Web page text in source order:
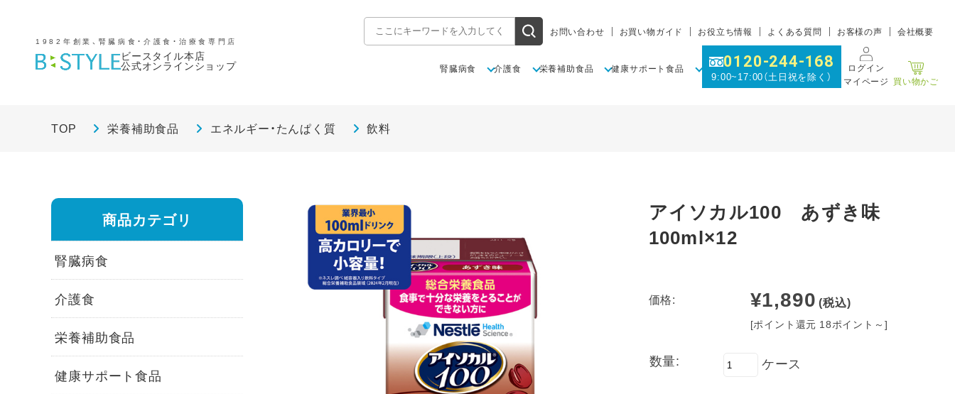
1982年創業、腎臓病食・介護食・治療食専門店
ビースタイル本店
公式オンラインショップ
お問い合わせ お買い物ガイド お役立ち情報 よくある質問 お客様の声 会社概要
腎臓病食 介護食 栄養補助食品 健康サポート食品 0120-244-168
9:00~17:00（土日祝を除く）
ログイン
マイページ 買い物かご
TOP 栄養補助食品 エネルギー・たんぱく質 飲料
アイソカル100 あずき味
100ml×12
価格: ¥1,890 (税込)
[ポイント還元 18ポイント～]
数量: ケース
商品カテゴリ
腎臓病食
介護食
栄養補助食品
健康サポート食品